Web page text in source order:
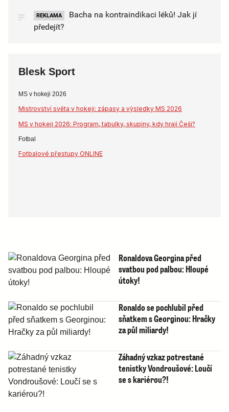
REKLAMA
Bacha na kontraindikaci léků! Jak jí
předejít?
Blesk Sport
MS v hokeji 2026
Mistrovství světa v hokeji: zápasy a výsledky MS 2026
MS v hokeji 2026: Program, tabulky, skupiny, kdy hrají Češi?
Fotbal
Fotbalové přestupy ONLINE
Ronaldova Georgina před
svatbou pod palbou: Hloupé
útoky!
Ronaldo se pochlubil před
sňatkem s Georginou: Hračky
za půl miliardy!
Záhadný vzkaz potrestané
tenistky Vondroušové: Loučí
se s kariérou?!